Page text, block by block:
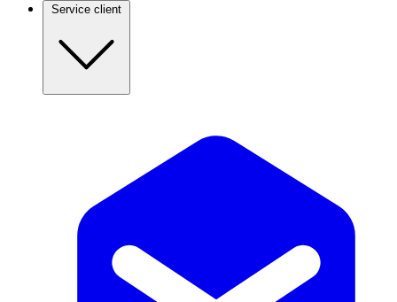
Service client